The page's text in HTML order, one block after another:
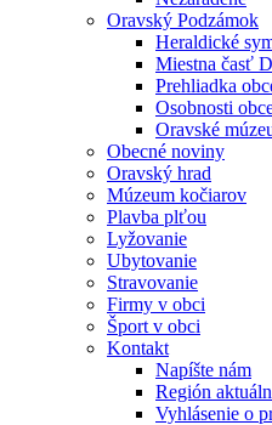
Oravský Podzámok
Heraldické
Miestna časť
Prehliadka
Osobnosti
Oravské
Obecné noviny
Oravský hrad
Múzeum kočiarov
Plavba plťou
Lyžovanie
Ubytovanie
Stravovanie
Firmy v obci
Šport v obci
Kontakt
Napíšte nám
Región
Vyhlásenie o